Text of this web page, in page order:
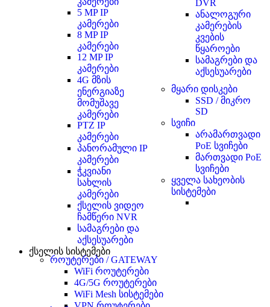
5 MP IP
კამერები
8 MP IP
კამერები
12 MP IP
კამერები
4G მზის
ენერგიაზე
მომუშავე
კამერები
PTZ IP
კამერები
პანორამული IP
კამერები
ჭკვიანი
სახლის
კამერები
ქსელის ვიდეო
ჩამწერი NVR
სამაგრები და
აქსესუარები
DVR
ანალოგური
კამერების
კვების
წყაროები
სამაგრები და
აქსესუარები
მყარი დისკები
SSD / მიკრო
SD
სვიჩი
არამართვადი
PoE სვიჩები
მართვადი PoE
სვიჩები
ყველა სახეობის
სისტემები
ქსელის სისტემები
როუტერები / GATEWAY
WiFi როუტერები
4G/5G როუტერები
WiFi Mesh სისტემები